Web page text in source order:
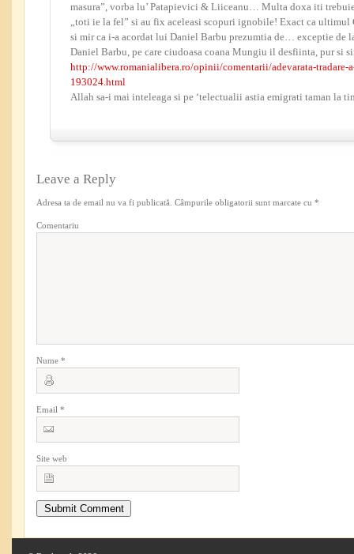
masura”, vorba lu’ Patapievici & Liiceanu… Multa doxa iti
„toti ie la fel” si au fix aceleasi scopuri ignobile! Exact ca ultimul
si mir ca i-a acordat lui Daniel Barbu prezumtia de… exceptie de
Daniel Barbu, pe care ciudoasa coana Mungiu il desfiinta, pur si
http://www.romanialibera.ro/opinii/comentarii/adevarata-
193024.html
Allah sa-i mai inteleaga si pe ‘telectualii astia emigrati taman la
Leave a Reply
Adresa ta de email nu va fi publicată. Câmpurile obligatorii sunt marcate cu *
Comentariu
Nume *
Email *
Site web